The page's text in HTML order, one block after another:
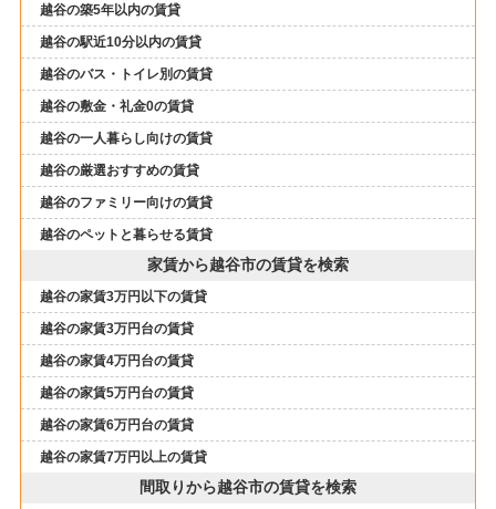
越谷の築5年以内の賃貸
越谷の駅近10分以内の賃貸
越谷のバス・トイレ別の賃貸
越谷の敷金・礼金0の賃貸
越谷の一人暮らし向けの賃貸
越谷の厳選おすすめの賃貸
越谷のファミリー向けの賃貸
越谷のペットと暮らせる賃貸
家賃から越谷市の賃貸を検索
越谷の家賃3万円以下の賃貸
越谷の家賃3万円台の賃貸
越谷の家賃4万円台の賃貸
越谷の家賃5万円台の賃貸
越谷の家賃6万円台の賃貸
越谷の家賃7万円以上の賃貸
間取りから越谷市の賃貸を検索